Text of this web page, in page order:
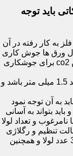
باید توجه
به کار رفته در آن
ورق ها جوش کاری
مناسبی داشته باشند و بهتر است از جوش co2 برای جوشکاری
ضخامت چهارچوب:ضخامت چهارچوب باید 1.5 میلی متر باشد و
به آن توجه نمود
بتواند به آسانی
و تعداد لولا
تنظیم و رگلاژی
خارج میشود که بهترین حالت استفاده از 3 عدد لولا و همچنین